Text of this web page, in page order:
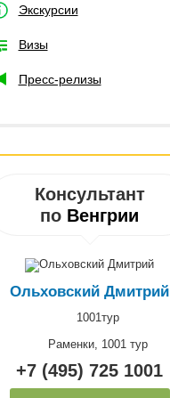
Экскурсии
Визы
Пресс-релизы
Консультант
по Венгрии
Ольховский Дмитрий
1001тур
Раменки, 1001 тур
+7 (495) 725 1001